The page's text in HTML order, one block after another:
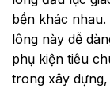
bền khác
lông này dễ
phụ kiện tiêu
trong xây